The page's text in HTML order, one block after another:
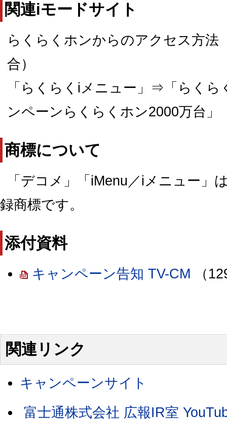
関連iモードサイト
らくらくホンからのアクセス方
合）
「らくらくiメニュー」⇒「らく
ンペーンらくらくホン2000万台」
商標について
「デコメ」「iMenu／iメニュー」
録商標です。
添付資料
キャンペーン告知 TV-CM （
関連リンク
キャンペーンサイト
富士通株式会社 広報IR室